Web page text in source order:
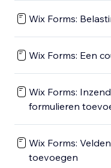
Wix Forms:
Wix Forms: Een
Wix Forms:
formulieren
Wix Forms:
toevoegen